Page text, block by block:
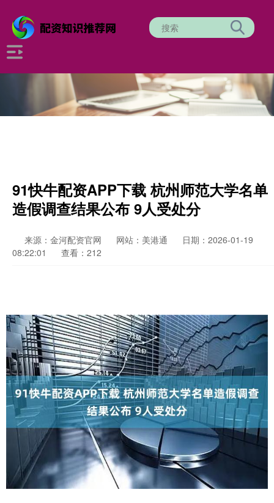
91快牛配资APP下载 杭州师范大学名单
造假调查结果公布 9人受处分
来源：金河配资官网 网站：美港通
日期：2026-01-19
08:22:01
查看：212